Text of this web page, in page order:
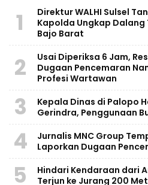
1
Direktur WALHI Sulsel
Kapolda Ungkap Dalang
Bajo Barat
2
Usai Diperiksa 6 Jam,
Dugaan Pencemaran
Profesi Wartawan
3
Kepala Dinas di Palopo
Gerindra, Penggunaan
4
Jurnalis MNC Group
Laporkan Dugaan
5
Hindari Kendaraan dari
Terjun ke Jurang 200